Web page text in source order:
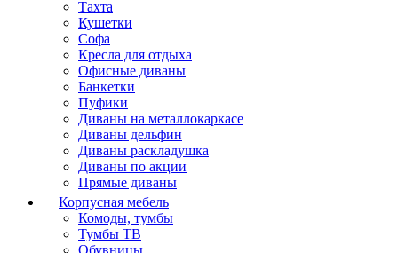
Тахта
Кушетки
Софа
Кресла для отдыха
Офисные диваны
Банкетки
Пуфики
Диваны на металлокаркасе
Диваны дельфин
Диваны раскладушка
Диваны по акции
Прямые диваны
Корпусная мебель
Комоды, тумбы
Тумбы ТВ
Обувницы